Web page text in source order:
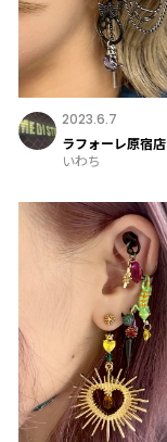
2023.6.7
ラフォーレ原宿店
いわち